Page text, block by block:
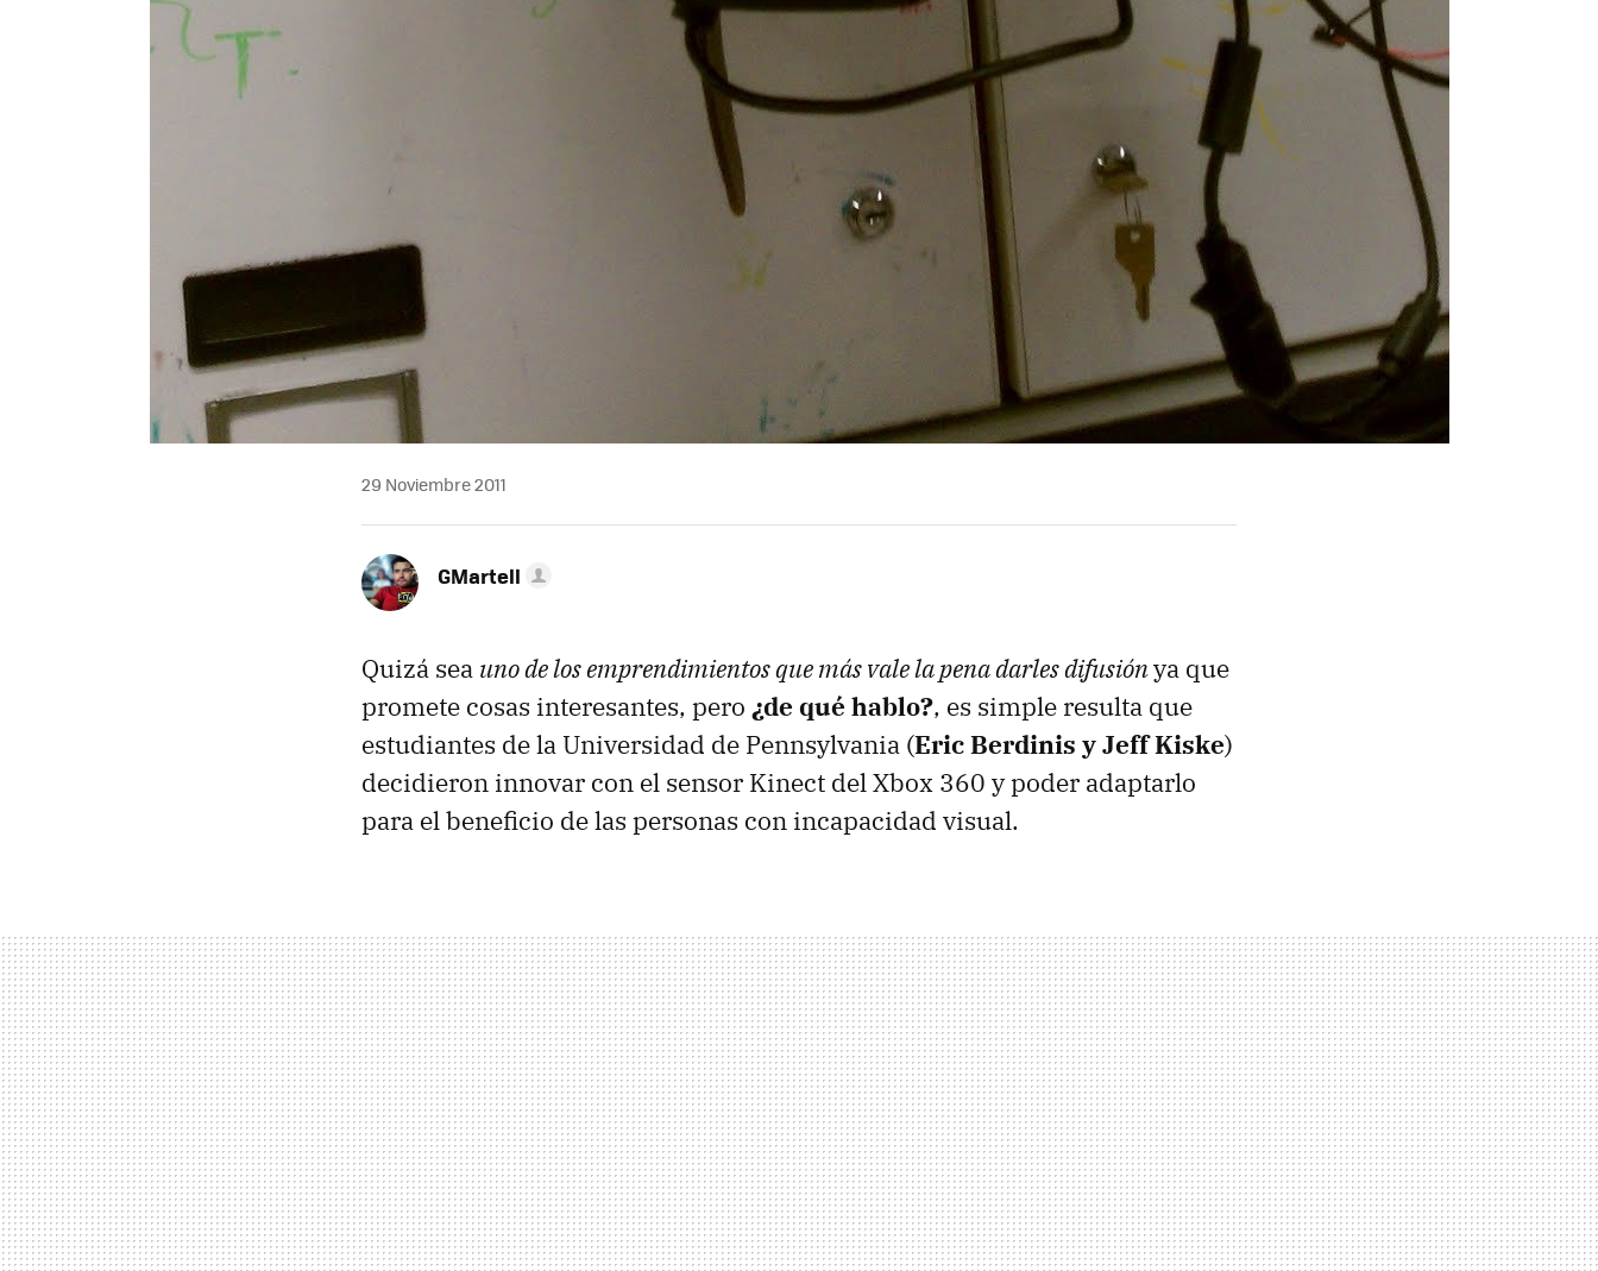
29 Noviembre 2011
GMartell
Quizá sea uno de los emprendimientos que más vale la pena darles difusiónya que
promete cosas interesantes, pero ¿de qué hablo?, es simple resulta que
estudiantes de la Universidad de Pennsylvania (Eric Berdinis y Jeff Kiske)
decidieron innovar con el sensor Kinect del Xbox 360 y poder adaptarlo
para el beneficio de las personas con incapacidad visual.